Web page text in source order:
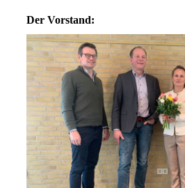
Der Vorstand: